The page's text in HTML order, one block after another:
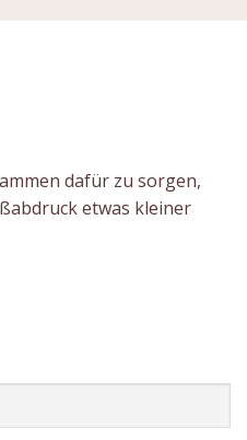
dafür zu sorgen,
etwas kleiner